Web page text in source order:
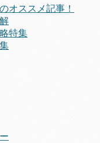
オススメ記事！
特集